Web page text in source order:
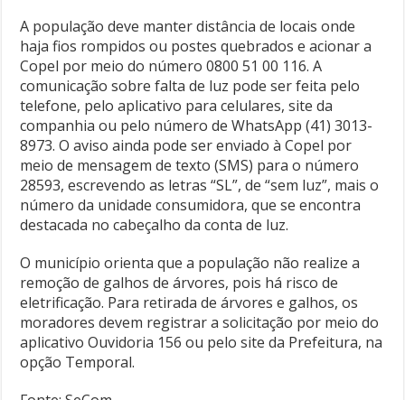
A população deve manter distância de locais onde
haja fios rompidos ou postes quebrados e acionar a
Copel por meio do número 0800 51 00 116. A
comunicação sobre falta de luz pode ser feita pelo
telefone, pelo aplicativo para celulares, site da
companhia ou pelo número de WhatsApp (41) 3013-
8973. O aviso ainda pode ser enviado à Copel por
meio de mensagem de texto (SMS) para o número
28593, escrevendo as letras “SL”, de “sem luz”, mais o
número da unidade consumidora, que se encontra
destacada no cabeçalho da conta de luz.
O município orienta que a população não realize a
remoção de galhos de árvores, pois há risco de
eletrificação. Para retirada de árvores e galhos, os
moradores devem registrar a solicitação por meio do
aplicativo Ouvidoria 156 ou pelo site da Prefeitura, na
opção Temporal.